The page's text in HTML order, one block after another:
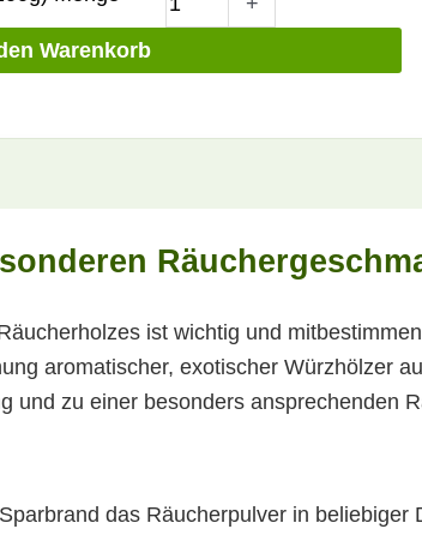
Warenkorb
ist wichtig und
aromatischer, exotischer Würzhölzer
und zu einer besonders ansprechenden
das Räucherpulver in